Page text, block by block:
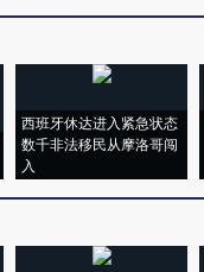
西班牙休达进入紧急状态
数千非法移民从摩洛哥闯
入